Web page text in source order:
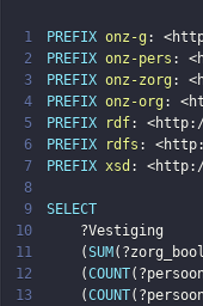
1 PREFIX onz-g : <
2
PREFIX onz-pers : <
3
PREFIX onz-zorg : <
4
PREFIX onz-org : <
5
PREFIX rdf: <
6
PREFIX rdfs : <
7
PREFIX xsd : <http://
8
9
SELECT
10
?Vestiging
11
(SUM (
12
(COUNT(
13
(COUNT(